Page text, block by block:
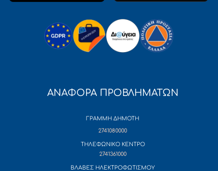
ΑΝΑΦΟΡΑ ΠΡΟΒΛΗΜΑΤΩΝ
ΓΡΑΜΜΗ ΔΗΜΟΤΗ
2741080000
ΤΗΛΕΦΩΝΙΚΟ ΚΕΝΤΡΟ
2741361000
ΒΛΑΒΕΣ ΗΛΕΚΤΡΟΦΩΤΙΣΜΟΥ